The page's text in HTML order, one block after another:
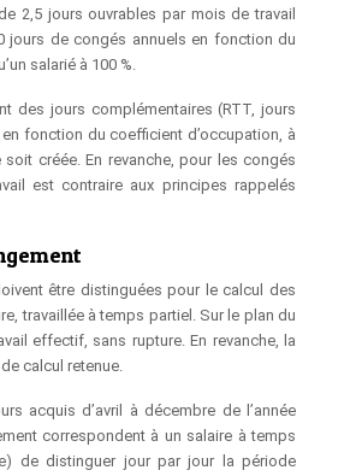
2,5 jours ouvrables par mois de travail
jours de congés annuels en fonction du
salarié à 100 %.
des jours complémentaires (RTT, jours
fonction du coefficient d’occupation, à
créée. En revanche, pour les congés
est contraire aux principes rappelés
être distinguées pour le calcul des
travaillée à temps partiel. Sur le plan du
effectif, sans rupture. En revanche, la
calcul retenue.
acquis d’avril à décembre de l’année
correspondent à un salaire à temps
de distinguer jour par jour la période